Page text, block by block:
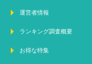
運営者情報
ランキング調査概要
お得な特集